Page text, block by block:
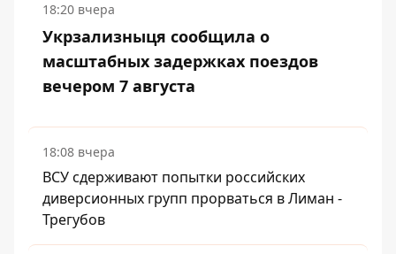
18:20 вчера
Укрзализныця сообщила о
масштабных задержках поездов
вечером 7 августа
18:08 вчера
ВСУ сдерживают попытки российских
диверсионных групп прорваться в Лиман -
Трегубов